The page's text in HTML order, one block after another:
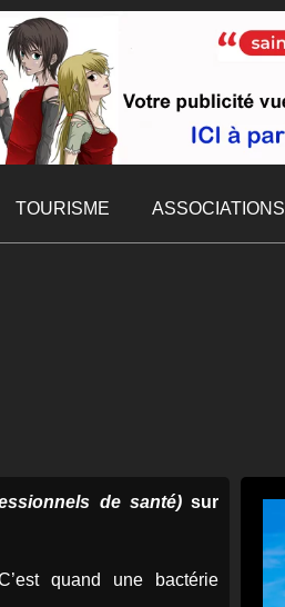
TOURISME ASSOCIATIONS
de santé)sur
quand une bactérie